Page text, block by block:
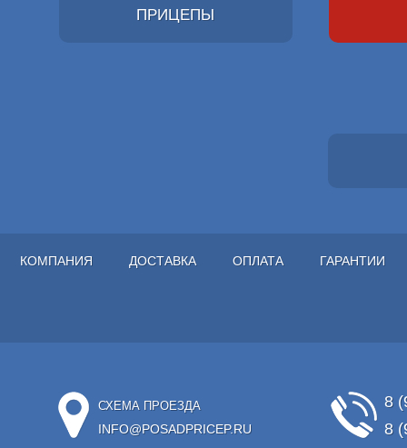
ПРИЦЕПЫ
КОМПАНИЯ ДОСТАВКА ОПЛАТА ГАРАНТИИ
СХЕМА ПРОЕЗДА
INFO@POSADPRICEP.RU
8
8